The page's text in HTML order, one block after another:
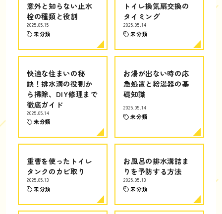
意外と知らない止水
栓の種類と役割
2025.05.15
未分類
トイレ換気扇交換の
タイミング
2025.05.14
未分類
快適な住まいの秘
訣！排水溝の役割か
ら掃除、DIY修理まで
徹底ガイド
2025.05.14
未分類
お湯が出ない時の応
急処置と給湯器の基
礎知識
2025.05.14
未分類
重曹を使ったトイレ
タンクのカビ取り
2025.05.13
未分類
お風呂の排水溝詰ま
りを予防する方法
2025.05.13
未分類